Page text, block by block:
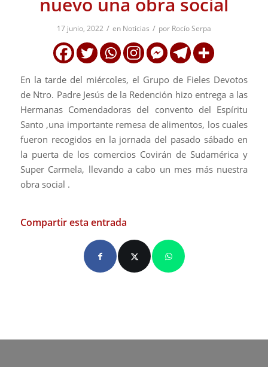
17 junio, 2022 / en Noticias / por Rocío Serpa
En la tarde del miércoles, el Grupo de Fieles Devotos
de Ntro. Padre Jesús de la Redención hizo entrega a las
Hermanas Comendadoras del convento del Espíritu
Santo ,una importante remesa de alimentos, los cuales
fueron recogidos en la jornada del pasado sábado en
la puerta de los comercios Covirán de Sudamérica y
Super Carmela, llevando a cabo un mes más nuestra
obra social .
Compartir esta entrada